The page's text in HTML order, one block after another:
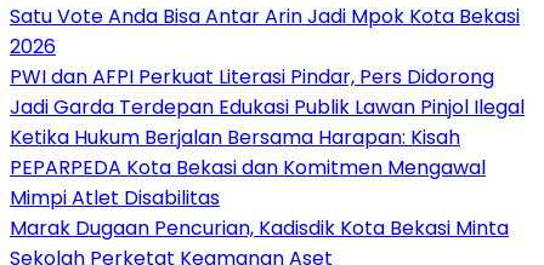
Satu Vote Anda Bisa Antar Arin Jadi Mpok Kota Bekasi
2026
PWI dan AFPI Perkuat Literasi Pindar, Pers Didorong
Jadi Garda Terdepan Edukasi Publik Lawan Pinjol Ilegal
Ketika Hukum Berjalan Bersama Harapan: Kisah
PEPARPEDA Kota Bekasi dan Komitmen Mengawal
Mimpi Atlet Disabilitas
‎Marak Dugaan Pencurian, Kadisdik Kota Bekasi Minta
Sekolah Perketat Keamanan Aset